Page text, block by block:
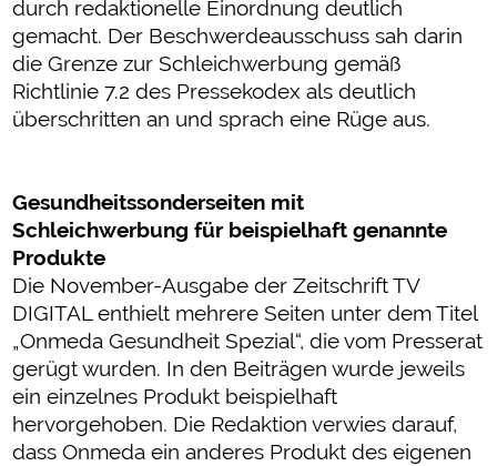
durch redaktionelle Einordnung deutlich
gemacht. Der Beschwerdeausschuss sah darin
die Grenze zur Schleichwerbung gemäß
Richtlinie 7.2 des Pressekodex als deutlich
überschritten an und sprach eine Rüge aus.
Gesundheitssonderseiten mit
Schleichwerbung für beispielhaft genannte
Produkte
Die November-Ausgabe der Zeitschrift TV
DIGITAL enthielt mehrere Seiten unter dem Titel
„Onmeda Gesundheit Spezial“, die vom Presserat
gerügt wurden. In den Beiträgen wurde jeweils
ein einzelnes Produkt beispielhaft
hervorgehoben. Die Redaktion verwies darauf,
dass Onmeda ein anderes Produkt des eigenen